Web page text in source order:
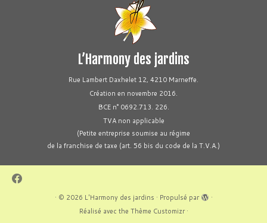
L’Harmony des jardins
Rue Lambert Daxhelet 12, 4210 Marneffe.
Création en novembre 2016.
BCE n° 0692.713. 226.
TVA non applicable
(Petite entreprise soumise au régime
de la franchise de taxe (art. 56 bis du code de la T.V.A.)
· © 2026 L'Harmony des jardins · Propulsé par
·
Réalisé avec the Thème Customizr·